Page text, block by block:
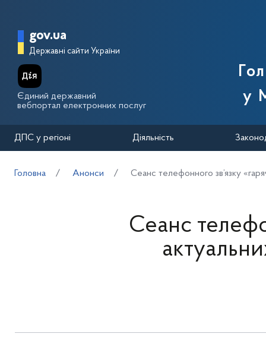
Головна сторінка Державної
gov.ua
Державні сайти України
Єдиний державний
вебпортал електронних послуг
у
ДПС у регіоні Діяльність
Головна Анонси Сеанс телефонного зв’язку
Сеанс